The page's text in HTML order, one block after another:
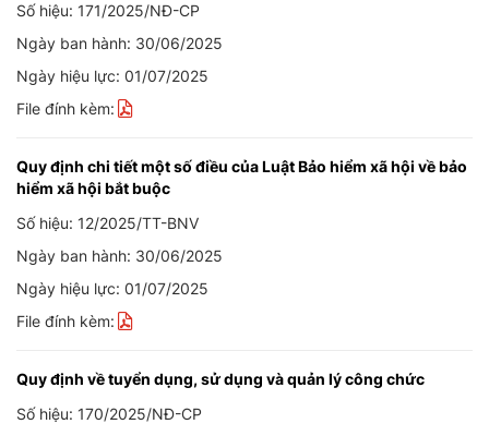
Số hiệu: 171/2025/NĐ-CP
Ngày ban hành: 30/06/2025
Ngày hiệu lực: 01/07/2025
File đính kèm:
Quy định chi tiết một số điều của Luật Bảo hiểm xã hội về bảo
hiểm xã hội bắt buộc
Số hiệu: 12/2025/TT-BNV
Ngày ban hành: 30/06/2025
Ngày hiệu lực: 01/07/2025
File đính kèm:
Quy định về tuyển dụng, sử dụng và quản lý công chức
Số hiệu: 170/2025/NĐ-CP